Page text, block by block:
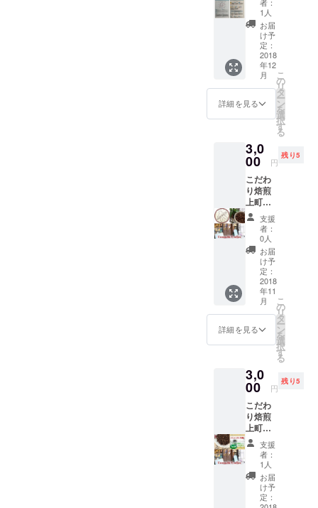
いてく
れるよ
うにな
るに
は？ ・
子ども
が認め
てもら
えた。
感じ、
自己肯
アップ
する方
法 ・子
どもが
もっと
話した
くな
る！環
境づく
り。 母
学コー
チング
て 詳し
くはこ
チング |
母学ア
カデ
ミー
https://
haha-
gaku.co
m/coac
hing/ 担
当講師
上級母
学コー
サ文字
の3種類
より、
お好み
に合わ
せて。
選択の
ために
メッ
させて
いただ
きま
す。 プ
チ鑑定:
下のお
なまえ
が持つ
エネル
ギーを
プチ鑑
定。文
章にし
て商品
と一緒
に郵送
しま
り出さ
れる生
まれ
持った
個性と
才能、
生き
方、仕
事の役
割、バ
イオリ
が分か
る統計
分類学
で、100
万通り
以上あ
りま
す。 通
常5,040
円を今
回3,000
円とな
るシー
ト付き
診断で
す。 診
断する
能等が
分かる
シート
を3枚
(A4サイ
ズ)郵送
到着後
オンラ
イン無
料診断
30分と
なりま
1人
お届
け予
定：
2018
年12
月
詳細を見る
こ
の
リ
タ
ー
ン
を
選
択
す
る
3,0
00 円
残り5
こだわ
り焙煎
上町珈
琲
【チャ
イルド
レイ
バーフ
リー
コー
ヒー
（豆か
粉）150
ｇ】 ～
コー
ヒーを
人と人
が繋が
る社会
を目指
して～
世界の
子ども
の児童
労働、
貧困か
ら守る
取り組
支援
者：
0人
お届
け予
定：
2018
年11
月
詳細を見る
こ
の
リ
タ
ー
ン
を
選
択
す
る
3,0
00 円
残り5
こだわ
り焙煎
上町珈
琲
【カ
フェイ
ンレス
コー
ヒー
支援
者：
1人
お届
け予
定：